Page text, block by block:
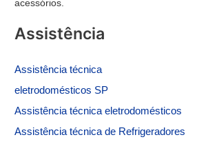
acessórios.
Assistência
Assistênciatécnica
eletrodomésticos SP
Assistência técnica eletrodomésticos
Assistência técnica de Refrigeradores